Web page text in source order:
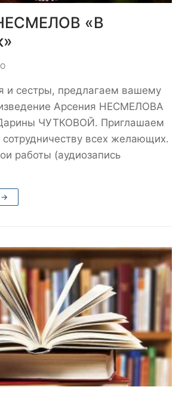
«В
и сестры, предлагаем вашему
Арсения НЕСМЕЛОВА
ЧУТКОВОЙ. Приглашаем
всех желающих.
работы (аудиозапись
→